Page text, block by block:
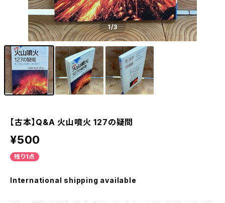
1/3
【古本】Q&A 火山噴火 127の疑問
¥500
残り1点
International shipping available